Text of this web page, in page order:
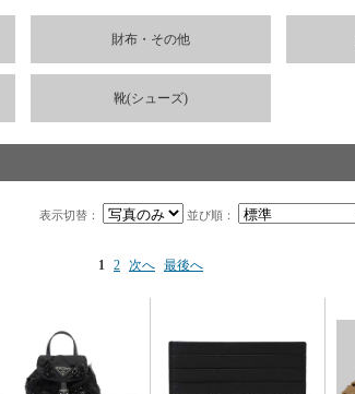
財布・その他
靴(シューズ)
表示切替： 並び順：
1 2 次へ 最後へ